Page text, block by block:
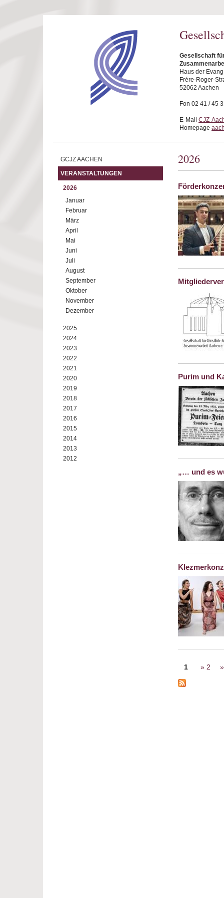
Gesellschaft
Haus der
Frére-Roger-
52062 Aachen
Fon 02 41 / 45
E-Mail CJZ-
Homepage
GCJZ AACHEN
VERANSTALTUNGEN
2026
Januar
Februar
März
April
Mai
Juni
Juli
August
September
Oktober
November
Dezember
2025
2024
2023
2022
2021
2020
2019
2018
2017
2016
2015
2014
2013
2012
2026
Purim und
„… und es
Seiten
1 2